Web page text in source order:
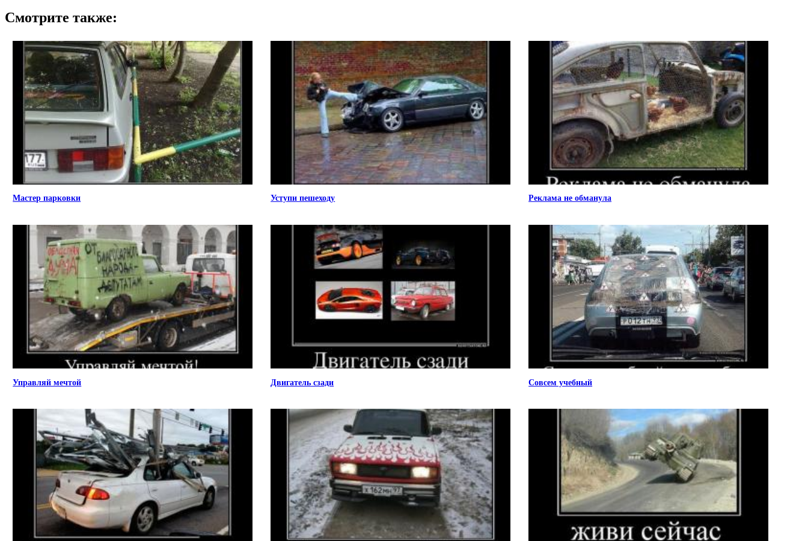
Смотрите также:
Мастер парковки Уступи пешеходу Реклама не обманула
Управляй мечтой Двигатель сзади Совсем учебный